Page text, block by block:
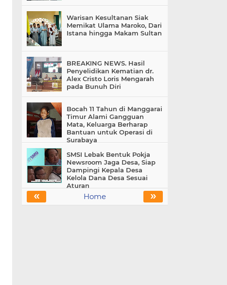
Warisan Kesultanan Siak
Memikat Ulama Maroko, Dari
Istana hingga Makam Sultan
BREAKING NEWS. Hasil
Penyelidikan Kematian dr.
Alex Cristo Loris Mengarah
pada Bunuh Diri
Bocah 11 Tahun di Manggarai
Timur Alami Gangguan
Mata, Keluarga Berharap
Bantuan untuk Operasi di
Surabaya
SMSI Lebak Bentuk Pokja
Newsroom Jaga Desa, Siap
Dampingi Kepala Desa
Kelola Dana Desa Sesuai
Aturan
« »
Home